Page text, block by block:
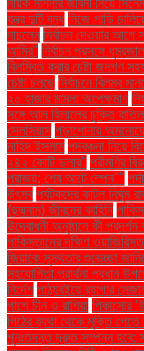
নায়ক মান্নার জীবনী নিয়ে
যন্ত্র দুটি বন্ধ নিজে গাড়ি
নাচলেন নির্বাচন দেওয়ার
আমির" নির্বাচন প্রসঙ্গে
বিলম্বিত করার চেষ্টা জনগণ
চেষ্টা চলছে নির্বাচনে বিলম্ব
২০ হাজার মামলা অপেক্ষমাণ
সঙ্গে আল হিলালের চুক্তি বাতিল
সেলসিয়াস পড়াশোনায়
নাহিদ ইসলাম পদবঞ্চনা নিয়ে
২৪২ কোটি ডলার" পরীমণির
পরাজয়; শেষ আটে স্পেন""
উৎসব পর্যটকদের কাটল নির্ঘুম
(ছদ্মনাম) জীবনের কাহিনি
উদ্বোধনী অনুষ্ঠানে কী প্রদর্শন
পাকিস্তানের দক্ষিণ
জিয়াকে সুস্থতার শুভেচ্ছা
সহযোগিতা প্রার্থনা প্রধান
নির্দেশ পাঠ্যবইয়ে র‍্যাপার
পাশে চীন ও রাশিয়া পিকাসোর
পিঠের ব্যথা থেকে মুক্তি পেতে
পুনঃতদন্ত দ্রুত সম্পন্ন হবে: